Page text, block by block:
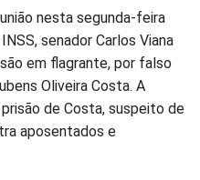
no
Compartilhar
no
Telegram
no
Gettr
nesta segunda-feira
senador Carlos Viana
em flagrante, por falso
Oliveira Costa. A
de Costa, suspeito de
aposentados e